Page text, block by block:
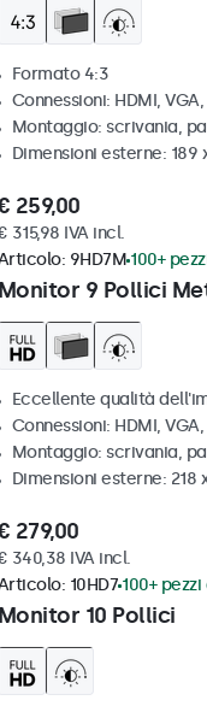
Formato 4:3
Connessioni: HDMI, VGA,
Montaggio: scrivania,
Dimensioni esterne: 189
259,00
315,98 IVA incl.
Monitor 9 Pollici
9HD7M 100+
Eccellente qualità
Connessioni: HDMI, VGA,
Montaggio: scrivania,
Dimensioni esterne: 218
279,00
340,38 IVA incl.
Monitor 10 Pollici
10HD7 100+